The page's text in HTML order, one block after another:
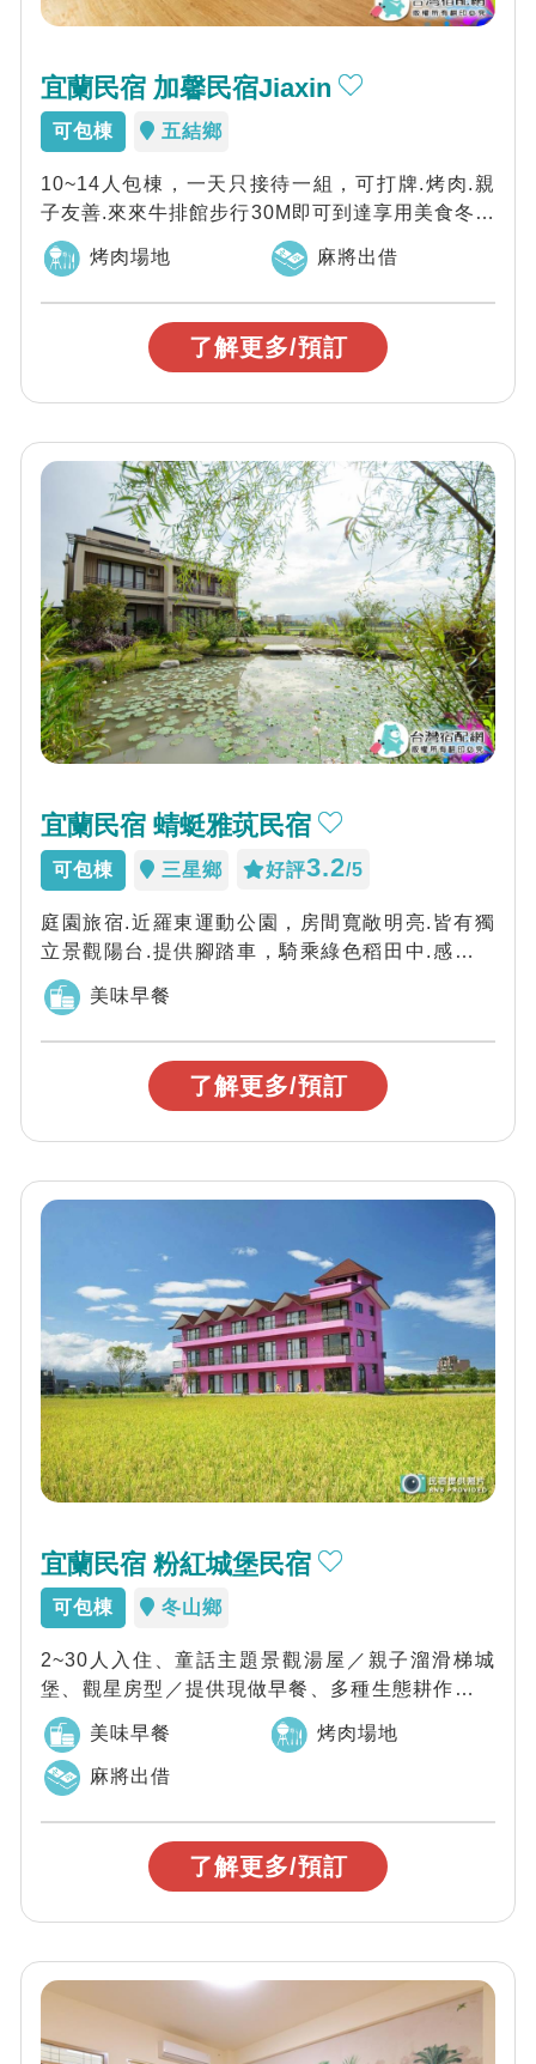
宜蘭民宿 加馨民宿Jiaxin
可包棟 五結鄉
10~14人包棟，一天只接待一組，可打牌.烤肉.親
子友善.來來牛排館步行30M即可到達享用美食冬山
河親水公園300M即可到達童玩節...
烤肉場地 麻將出借
了解更多/預訂
宜蘭民宿 蜻蜓雅茿民宿
可包棟 三星鄉 好評3.2/5
庭園旅宿.近羅東運動公園，房間寬敞明亮.皆有獨
立景觀陽台.提供腳踏車，騎乘綠色稻田中.感受四
季和時節更迭~
美味早餐
了解更多/預訂
宜蘭民宿 粉紅城堡民宿
可包棟 冬山鄉
2~30人入住、童話主題景觀湯屋／親子溜滑梯城
堡、觀星房型／提供現做早餐、多種生態耕作體驗
／距離各景點都很近喔～這是童話村新館-粉...
美味早餐 烤肉場地
麻將出借
了解更多/預訂